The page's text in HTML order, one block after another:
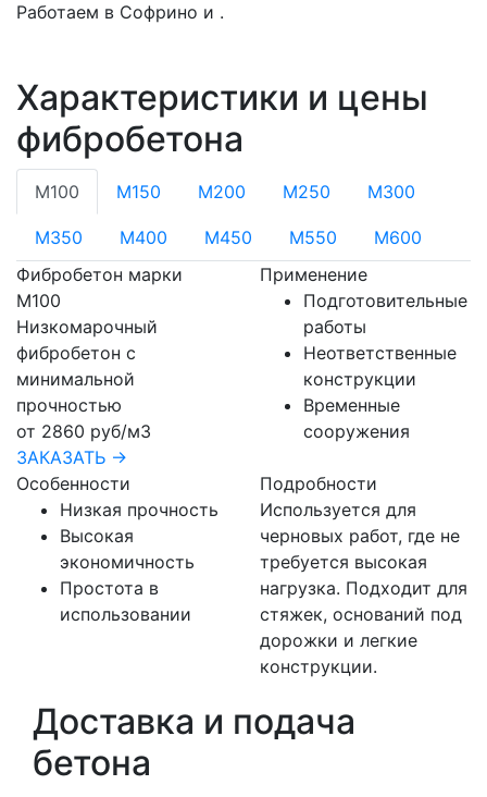
Работаем в Софрино и .
Характеристики и цены
фибробетона
М100 М150 М200 М250 М300
М350 М400 М450 М550
М600
Фибробетон марки
М100
Низкомарочный
фибробетон с
минимальной
прочностью
от 2860 руб/м3
ЗАКАЗАТЬ →
Применение
Подготовительные
работы
Неответственные
конструкции
Временные
сооружения
Особенности
Низкая прочность
Высокая
экономичность
Простота в
использовании
Подробности
Используется для
черновых работ, где не
требуется высокая
нагрузка. Подходит для
стяжек, оснований под
дорожки и легкие
конструкции.
Доставка и подача
бетона